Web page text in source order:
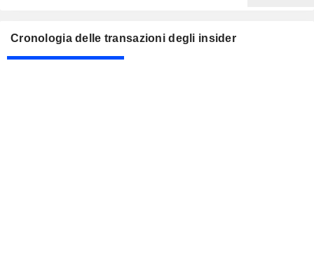
Cronologia delle transazioni degli insider